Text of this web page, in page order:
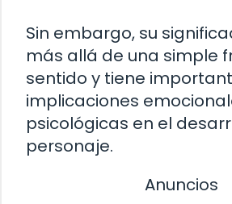
Sin embargo, su
más allá de una simple
sentido y tiene
implicaciones
psicológicas en el
personaje.
Anuncios